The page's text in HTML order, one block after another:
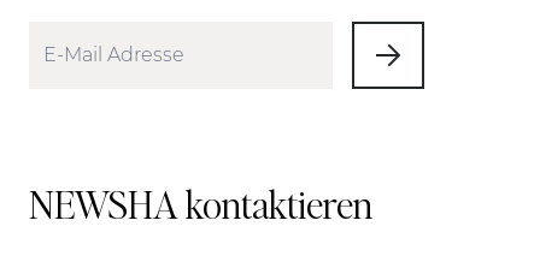
NEWSHA kontaktieren